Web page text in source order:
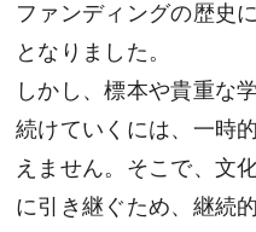
ファンディングの歴史
となりました。
しかし、標本や貴重な
続けていくには、一時
えません。そこで、文
に引き継ぐため、継続